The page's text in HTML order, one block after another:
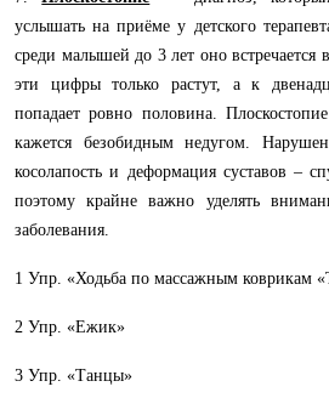
услышать на приёме у детского
среди малышей до 3 лет оно встречается
эти цифры только растут, а к
попадает ровно половина.
кажется безобидным недугом.
косолапость и деформация суставов –
поэтому крайне важно уделять
заболевания.
1 Упр. «Ходьба по массажным коврикам
2 Упр. «Ежик»
3 Упр. «Танцы»